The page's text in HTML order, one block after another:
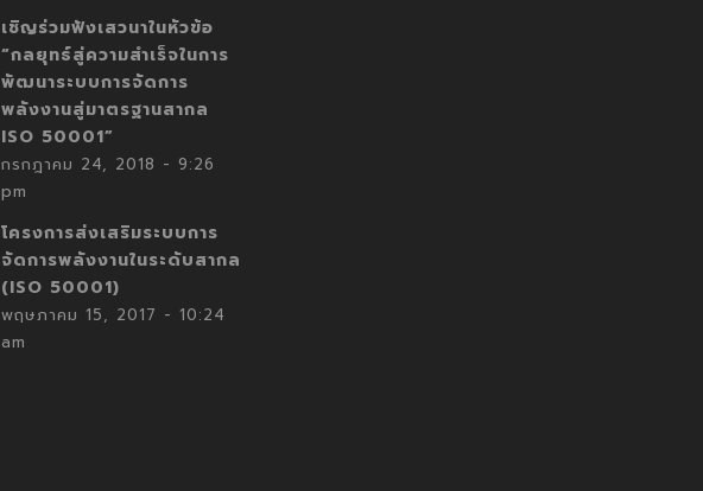
เชิญร่วมฟังเสวนาในหัวข้อ
“กลยุทธ์สู่ความสำเร็จในการ
พัฒนาระบบการจัดการ
พลังงานสู่มาตรฐานสากล
ISO 50001”
กรกฎาคม 24, 2018 - 9:26
pm
โครงการส่งเสริมระบบการ
จัดการพลังงานในระดับสากล
(ISO 50001)
พฤษภาคม 15, 2017 - 10:24
am